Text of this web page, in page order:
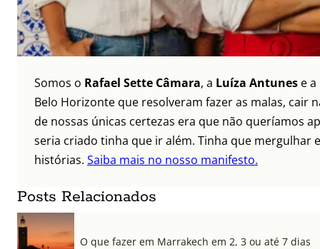
Somos o Rafael Sette Câmara, a Luíza Antunes e a
Belo Horizonte que resolveram fazer as malas, cair
de nossas únicas certezas era que não queríamos
seria criado tinha que ir além. Tinha que mergulhar
histórias. Saiba mais no nosso manifesto.
Posts Relacionados
O que fazer em Marrakech em 2, 3 ou até 7 dias